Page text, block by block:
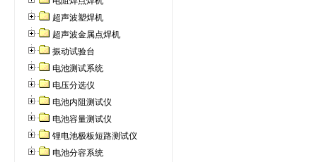
超声波塑焊机
超声波金属点焊机
振动试验台
电池测试系统
电压分选仪
电池内阻测试仪
电池容量测试仪
锂电池极板短路测试仪
电池分容系统